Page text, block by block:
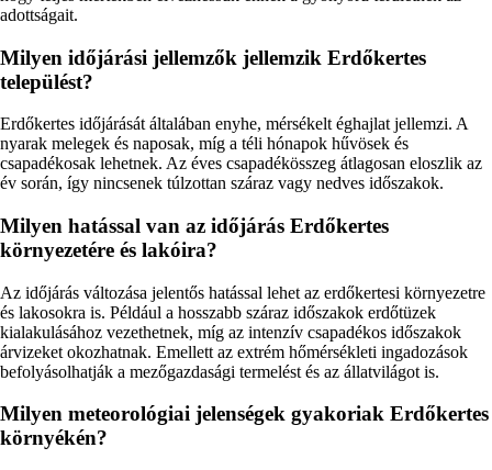
adottságait.
Milyen időjárási jellemzők jellemzik Erdőkertes
települést?
Erdőkertes időjárását általában enyhe, mérsékelt éghajlat jellemzi. A
nyarak melegek és naposak, míg a téli hónapok hűvösek és
csapadékosak lehetnek. Az éves csapadékösszeg átlagosan eloszlik az
év során, így nincsenek túlzottan száraz vagy nedves időszakok.
Milyen hatással van az időjárás Erdőkertes
környezetére és lakóira?
Az időjárás változása jelentős hatással lehet az erdőkertesi környezetre
és lakosokra is. Például a hosszabb száraz időszakok erdőtüzek
kialakulásához vezethetnek, míg az intenzív csapadékos időszakok
árvizeket okozhatnak. Emellett az extrém hőmérsékleti ingadozások
befolyásolhatják a mezőgazdasági termelést és az állatvilágot is.
Milyen meteorológiai jelenségek gyakoriak Erdőkertes
környékén?